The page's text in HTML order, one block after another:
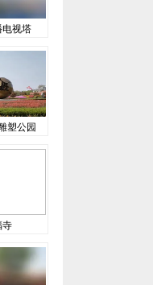
电视塔
塑公园
寺